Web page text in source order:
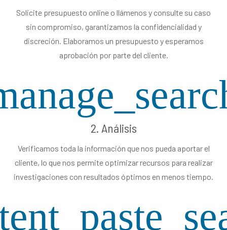
Solicite presupuesto online o llámenos y consulte su caso
sin compromiso, garantizamos la confidencialidad y
discreción. Elaboramos un presupuesto y esperamos
aprobación por parte del cliente.
2. Análisis
Verificamos toda la información que nos pueda aportar el
cliente, lo que nos permite optimizar recursos para realizar
investigaciones con resultados óptimos en menos tiempo.